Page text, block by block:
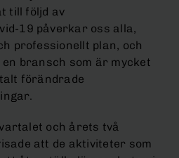
till följd av
19 påverkar oss alla,
professionellt plan, och
bransch som är mycket
förändrade
och årets två
att de aktiviteter som